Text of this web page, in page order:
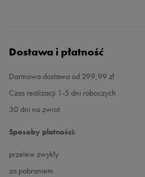
Dostawa i płatność
Darmowa dostawa od 299,99 zł
Czas realizacji 1-5 dni roboczych
30 dni na zwrot
Sposoby płatności:
przelew zwykły
za pobraniem